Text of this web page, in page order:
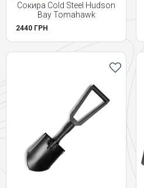
Сокира Cold Steel Hudson
Bay Tomahawk
2440 ГРН